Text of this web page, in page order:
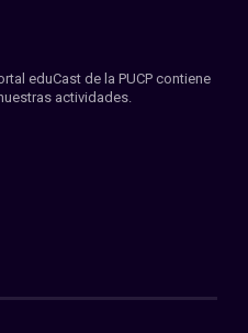
eduCast de la PUCP contiene
actividades.